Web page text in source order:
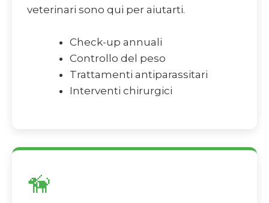
veterinari sono qui per aiutarti.
Check-up annuali
Controllo del peso
Trattamenti antiparassitari
Interventi chirurgici
🦮